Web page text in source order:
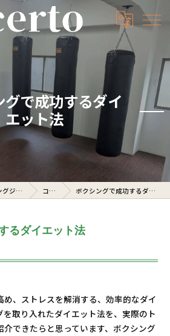
で成功するダイ
エット法
愛知県名古屋のボクシングジムならcerto コラム ボクシングで成功するダイエット法
るダイエット法
、ストレスを解消する、効率的なダイ
取り入れたダイエット法を、実際のト
介できたらと思っています、ボクシング